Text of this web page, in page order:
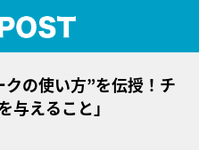
の使い方”を伝授！チ
与えること」